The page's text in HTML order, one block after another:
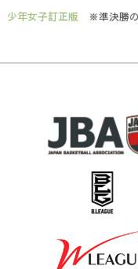
少年女子訂正版 ※準決勝の